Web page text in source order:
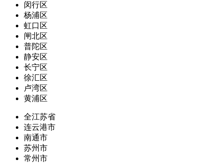
闵行区
杨浦区
虹口区
闸北区
普陀区
静安区
长宁区
徐汇区
卢湾区
黄浦区
全江苏省
连云港市
南通市
苏州市
常州市